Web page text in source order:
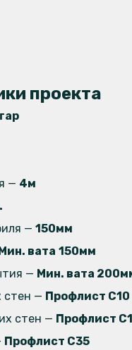
проекта
— 4м
— 150мм
вата 150мм
— Мин. вата
стен — Профлист C10
стен — Профлист
Профлист C35